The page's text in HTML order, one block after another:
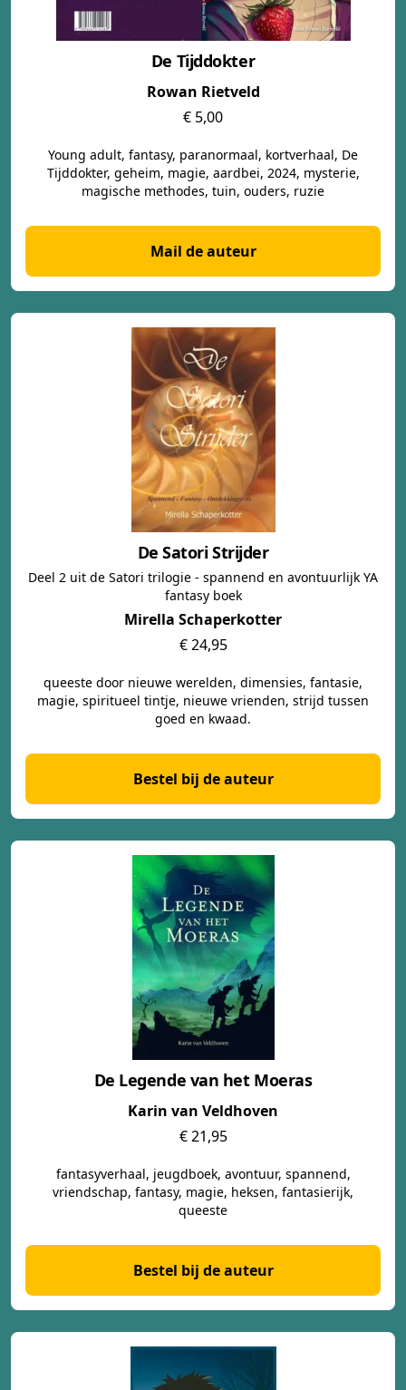
De Tijddokter
Rowan Rietveld
€ 5,00
Young adult, fantasy, paranormaal, kortverhaal, De
Tijddokter, geheim, magie, aardbei, 2024, mysterie,
magische methodes, tuin, ouders, ruzie
Mail de auteur
De Satori Strijder
Deel 2 uit de Satori trilogie - spannend en avontuurlijk YA
fantasy boek
Mirella Schaperkotter
€ 24,95
queeste door nieuwe werelden, dimensies, fantasie,
magie, spiritueel tintje, nieuwe vrienden, strijd tussen
goed en kwaad.
Bestel bij de auteur
De Legende van het Moeras
Karin van Veldhoven
€ 21,95
fantasyverhaal, jeugdboek, avontuur, spannend,
vriendschap, fantasy, magie, heksen, fantasierijk,
queeste
Bestel bij de auteur